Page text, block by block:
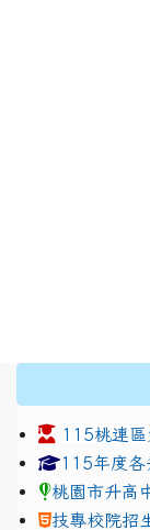
115桃連區
link to115年度各
桃園市升高
技專校院招